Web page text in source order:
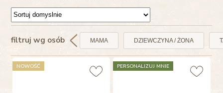
filtruj wg osób MAMA DZIEWCZYNA / ŻONA
NOWOŚĆ PERSONALIZUJ MNIE